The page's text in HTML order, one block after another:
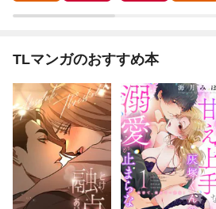
TLマンガのおすすめ本